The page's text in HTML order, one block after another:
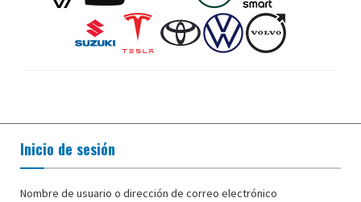
Inicio de sesión
Nombre de usuario o dirección de correo electrónico